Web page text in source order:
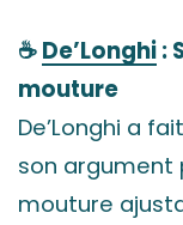
☕ De’Longhi :
mouture
De’Longhi a
son argument
mouture